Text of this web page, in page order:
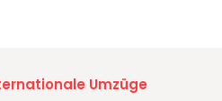
Umzüge